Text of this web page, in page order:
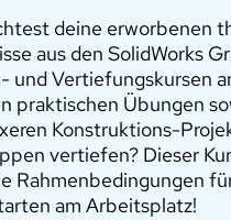
deine erworbenen
aus den SolidWorks
und Vertiefungskursen
praktischen Übungen
Konstruktions-
vertiefen? Dieser
Rahmenbedingungen
am Arbeitsplatz!